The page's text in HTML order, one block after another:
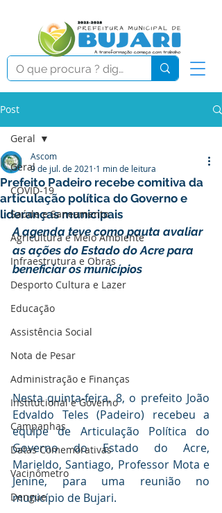
Post
Geral
COVID-19
Saúde e Saneamento
Agricultura e Meio Ambiente
Infraestrutura e Obras
Desporto Cultura e Lazer
Educação
Assistência Social
Nota de Pesar
Administração e Finanças
Institucional e Governo
Campanhas
Datas Comemorativas
Vacinômetro
Dengue
Geral
Prefeito Padeiro recebe comitiva da
articulação política do Governo e
lideranças municipais
Ascom
9 de jul. de 2021 1 min de leitura
A agenda teve como pauta avaliar
as ações do Estado do Acre para
beneficiar os municípios
Nesta quinta-feira, 8, o prefeito João
Edvaldo Teles (Padeiro) recebeu a
equipe de Articulação Política do
Governo do Estado do Acre,
Marieldo, Santiago, Professor Mota e
Jenine, para uma reunião no
município de Bujari.